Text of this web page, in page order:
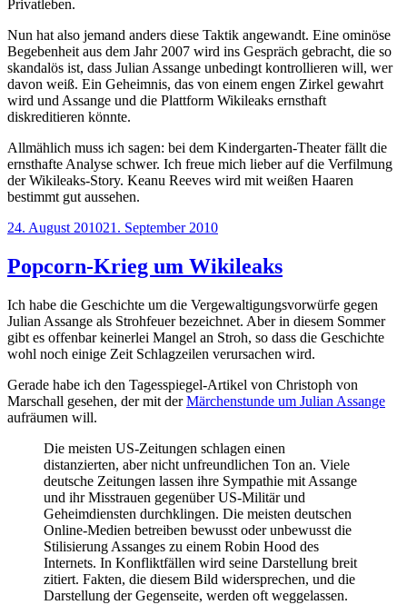
Privatleben.
Nun hat also jemand anders diese Taktik angewandt. Eine ominöse
Begebenheit aus dem Jahr 2007 wird ins Gespräch gebracht, die so
skandalös ist, dass Julian Assange unbedingt kontrollieren will, wer
davon weiß. Ein Geheimnis, das von einem engen Zirkel gewahrt
wird und Assange und die Plattform Wikileaks ernsthaft
diskreditieren könnte.
Allmählich muss ich sagen: bei dem Kindergarten-Theater fällt die
ernsthafte Analyse schwer. Ich freue mich lieber auf die Verfilmung
der Wikileaks-Story. Keanu Reeves wird mit weißen Haaren
bestimmt gut aussehen.
Veröffentlicht
24. August 201021. September 2010
Popcorn-Krieg um Wikileaks
Ich habe die Geschichte um die Vergewaltigungsvorwürfe gegen
Julian Assange als Strohfeuerbezeichnet. Aber in diesem Sommer
gibt es offenbar keinerlei Mangel an Stroh, so dass die Geschichte
wohl noch einige Zeit Schlagzeilen verursachen wird.
Gerade habe ich den Tagesspiegel-Artikel von Christoph von
Marschall gesehen, der mit derMärchenstunde um Julian Assange
aufräumen will.
Die meisten US-Zeitungen schlagen einen
distanzierten, aber nicht unfreundlichen Ton an. Viele
deutsche Zeitungen lassen ihre Sympathie mit Assange
und ihr Misstrauen gegenüber US-Militär und
Geheimdiensten durchklingen. Die meisten deutschen
Online-Medien betreiben bewusst oder unbewusst die
Stilisierung Assanges zu einem Robin Hood des
Internets. In Konfliktfällen wird seine Darstellung breit
zitiert. Fakten, die diesem Bild widersprechen, und die
Darstellung der Gegenseite, werden oft weggelassen.